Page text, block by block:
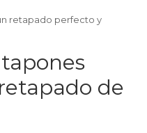
retapado perfecto y
de